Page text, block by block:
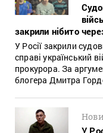
закрили нібито
У Росії закрили
справі український
прокурора. За
блогера Дмитра
У